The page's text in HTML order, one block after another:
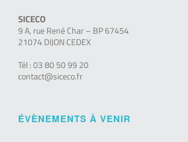
SICECO
9 A, rue René Char – BP 67454
21074 DIJON CEDEX
Tél : 03 80 50 99 20
contact@siceco.fr
ÉVÈNEMENTS À VENIR